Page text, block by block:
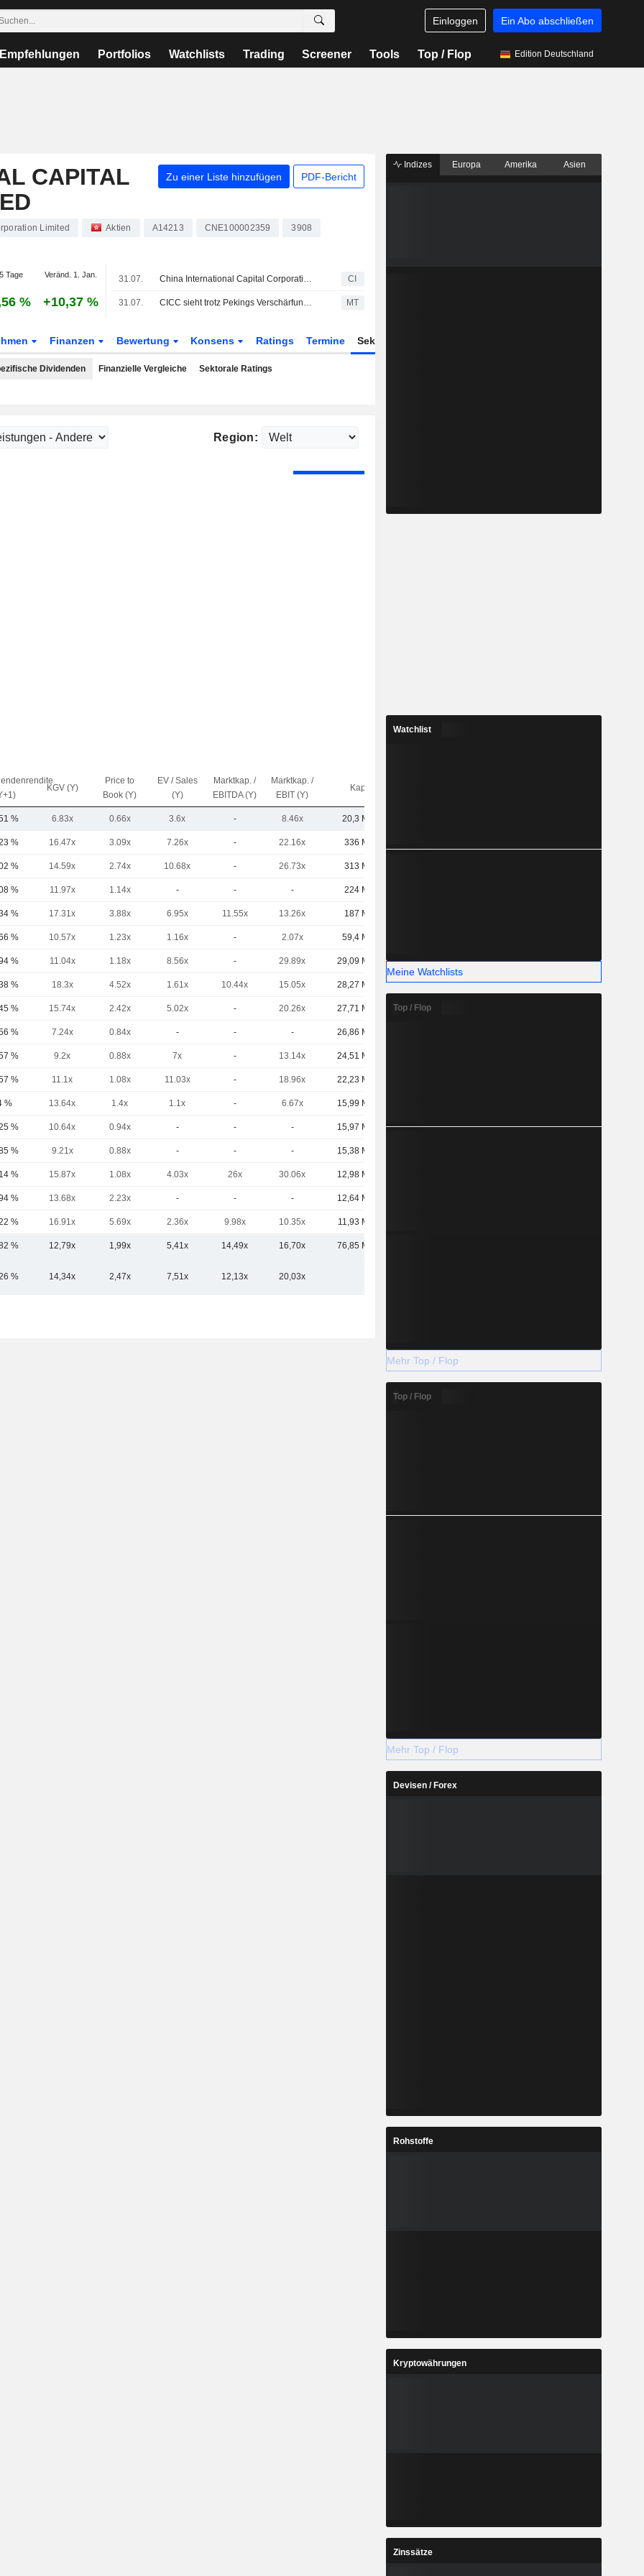
Einloggen Ein Abo abschließen
Empfehlungen Portfolios Watchlists Trading Screener Tools Top / Flop Edition Deutschland
CAPITAL
Zu einer Liste hinzufügen PDF-Bericht
Limited Aktien A14213 CNE100002359 3908
Tage Veränd. 1. Jan.
% +10,37 %
31.07. China International Capital Corporation Limited gibt Rücktritt von Hu Changsheng als Mitglied des Managementausschusses bekannt CI
31.07. CICC sieht trotz Pekings Verschärfungen weiterhin starke Nachfrage nach Auslandsinvestments aus China MT
Finanzen Bewertung Konsens Ratings Termine Sektor
Dividenden Finanzielle Vergleiche Sektorale Ratings
Region:
KGV (Y)
Price to
Book (Y)
EV / Sales
(Y)
Marktkap. /
EBITDA (Y)
Marktkap. /
EBIT (Y)
Kap.($)
% 6.83x 0.66x 3.6x - 8.46x 20,3 Mrd.
% 16.47x 3.09x 7.26x - 22.16x 336 Mrd.
% 14.59x 2.74x 10.68x - 26.73x 313 Mrd.
% 11.97x 1.14x - - - 224 Mrd.
% 17.31x 3.88x 6.95x 11.55x 13.26x 187 Mrd.
% 10.57x 1.23x 1.16x - 2.07x 59,4 Mrd.
% 11.04x 1.18x 8.56x - 29.89x 29,09 Mrd.
% 18.3x 4.52x 1.61x 10.44x 15.05x 28,27 Mrd.
% 15.74x 2.42x 5.02x - 20.26x 27,71 Mrd.
% 7.24x 0.84x - - - 26,86 Mrd.
% 9.2x 0.88x 7x - 13.14x 24,51 Mrd.
% 11.1x 1.08x 11.03x - 18.96x 22,23 Mrd.
% 13.64x 1.4x 1.1x - 6.67x 15,99 Mrd.
% 10.64x 0.94x - - - 15,97 Mrd.
% 9.21x 0.88x - - - 15,38 Mrd.
% 15.87x 1.08x 4.03x 26x 30.06x 12,98 Mrd.
% 13.68x 2.23x - - - 12,64 Mrd.
% 16.91x 5.69x 2.36x 9.98x 10.35x 11,93 Mrd.
% 12,79x 1,99x 5,41x 14,49x 16,70x 76,85 Mrd.
% 14,34x 2,47x 7,51x 12,13x 20,03x
Indizes Europa Amerika Asien
Watchlist
Meine Watchlists
Top / Flop
Mehr Top / Flop
Top / Flop
Mehr Top / Flop
Devisen / Forex
Rohstoffe
Kryptowährungen
Zinssätze